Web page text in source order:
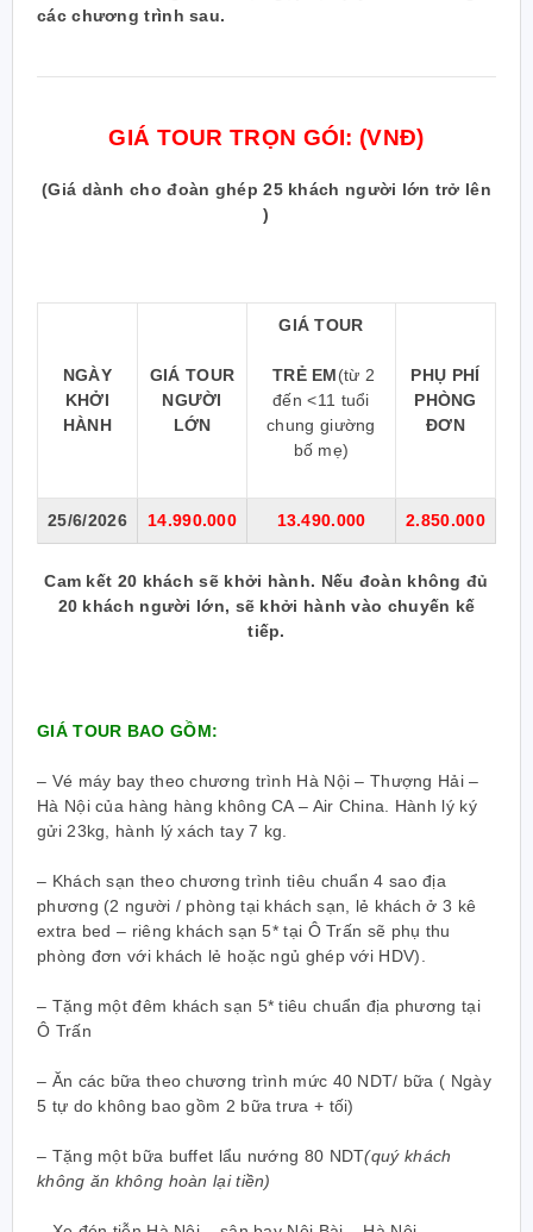
các chương trình sau.
GIÁ TOUR TRỌN GÓI: (VNĐ)
(Giá dành cho đoàn ghép 25 khách người lớn trở lên
)
NGÀY
KHỞI
HÀNH
GIÁ TOUR
NGƯỜI
LỚN
GIÁ TOUR
TRẺ EM(từ 2
đến <11 tuổi
chung giường
bố mẹ)
PHỤ PHÍ
PHÒNG
ĐƠN
25/6/2026 14.990.000 13.490.000 2.850.000
Cam kết 20 khách sẽ khởi hành. Nếu đoàn không đủ
20 khách người lớn, sẽ khởi hành vào chuyến kế
tiếp.
GIÁ TOUR BAO GỒM:
– Vé máy bay theo chương trình Hà Nội – Thượng Hải –
Hà Nội của hàng hàng không CA – Air China. Hành lý ký
gửi 23kg, hành lý xách tay 7 kg.
– Khách sạn theo chương trình tiêu chuẩn 4 sao địa
phương (2 người / phòng tại khách sạn, lẻ khách ở 3 kê
extra bed – riêng khách sạn 5* tại Ô Trấn sẽ phụ thu
phòng đơn với khách lẻ hoặc ngủ ghép với HDV).
– Tặng một đêm khách sạn 5* tiêu chuẩn địa phương tại
Ô Trấn
– Ăn các bữa theo chương trình mức 40 NDT/ bữa ( Ngày
5 tự do không bao gồm 2 bữa trưa + tối)
– Tặng một bữa buffet lẩu nướng 80 NDT(quý khách
không ăn không hoàn lại tiền)